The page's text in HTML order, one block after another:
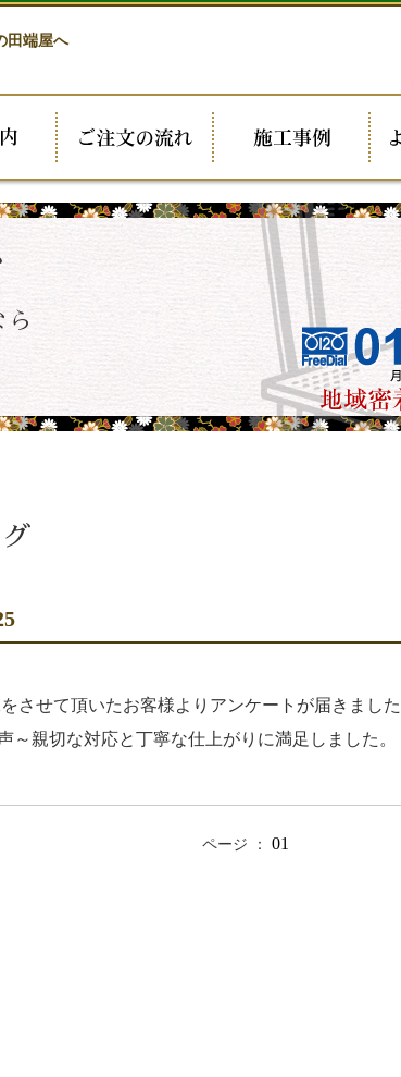
田端屋へ
させて頂いたお客様よりアンケートが届きまし
～親切な対応と丁寧な仕上がりに満足しました。
ページ ： 01